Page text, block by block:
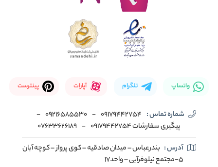
واتساپ تلگرام آپارات پینترست
شماره تماس : 09179442754
-
09216585530
-
پیگیری سفارشات 09179442754
-
07633626189
آدرس : بندرعباس – میدان صادقیه – کوی پرواز – کوچه آبان
5-مجتمع نیلوفرآبی – واحد17